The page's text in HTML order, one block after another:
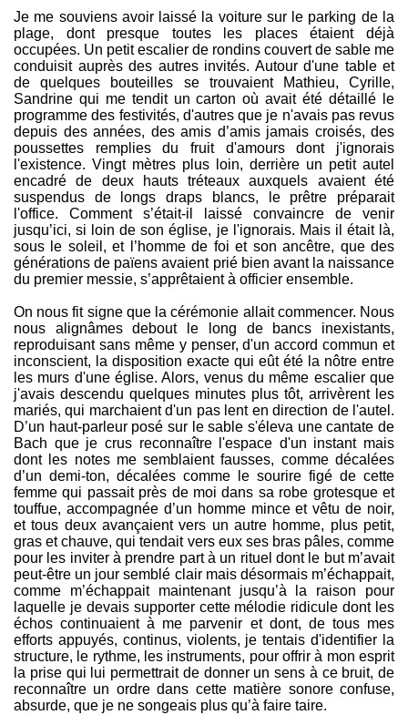
Je me souviens avoir laissé la voiture sur le parking de la
plage, dont presque toutes les places étaient déjà
occupées. Un petit escalier de rondins couvert de sable me
conduisit auprès des autres invités. Autour d'une table et
de quelques bouteilles se trouvaient Mathieu, Cyrille,
Sandrine qui me tendit un carton où avait été détaillé le
programme des festivités, d'autres que je n'avais pas revus
depuis des années, des amis d’amis jamais croisés, des
poussettes remplies du fruit d'amours dont j'ignorais
l'existence. Vingt mètres plus loin, derrière un petit autel
encadré de deux hauts tréteaux auxquels avaient été
suspendus de longs draps blancs, le prêtre préparait
l'office. Comment s’était-il laissé convaincre de venir
jusqu’ici, si loin de son église, je l'ignorais. Mais il était là,
sous le soleil, et l’homme de foi et son ancêtre, que des
générations de païens avaient prié bien avant la naissance
du premier messie, s’apprêtaient à officier ensemble.
On nous fit signe que la cérémonie allait commencer. Nous
nous alignâmes debout le long de bancs inexistants,
reproduisant sans même y penser, d'un accord commun et
inconscient, la disposition exacte qui eût été la nôtre entre
les murs d'une église. Alors, venus du même escalier que
j'avais descendu quelques minutes plus tôt, arrivèrent les
mariés, qui marchaient d'un pas lent en direction de l'autel.
D’un haut-parleur posé sur le sable s'éleva une cantate de
Bach que je crus reconnaître l'espace d'un instant mais
dont les notes me semblaient fausses, comme décalées
d’un demi-ton, décalées comme le sourire figé de cette
femme qui passait près de moi dans sa robe grotesque et
touffue, accompagnée d’un homme mince et vêtu de noir,
et tous deux avançaient vers un autre homme, plus petit,
gras et chauve, qui tendait vers eux ses bras pâles, comme
pour les inviter à prendre part à un rituel dont le but m’avait
peut-être un jour semblé clair mais désormais m’échappait,
comme m’échappait maintenant jusqu’à la raison pour
laquelle je devais supporter cette mélodie ridicule dont les
échos continuaient à me parvenir et dont, de tous mes
efforts appuyés, continus, violents, je tentais d'identifier la
structure, le rythme, les instruments, pour offrir à mon esprit
la prise qui lui permettrait de donner un sens à ce bruit, de
reconnaître un ordre dans cette matière sonore confuse,
absurde, que je ne songeais plus qu’à faire taire.